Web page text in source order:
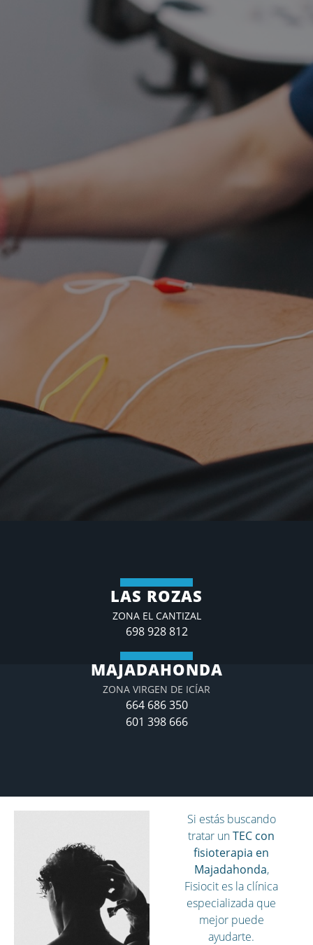
LAS ROZAS
ZONA EL CANTIZAL
698 928 812
MAJADAHONDA
ZONA VIRGEN DE ICÍAR
664 686 350
601 398 666
Si estás buscando
tratar unTEC con
fisioterapia en
Majadahonda,
Fisiocit es la clínica
especializada que
mejor puede
ayudarte.